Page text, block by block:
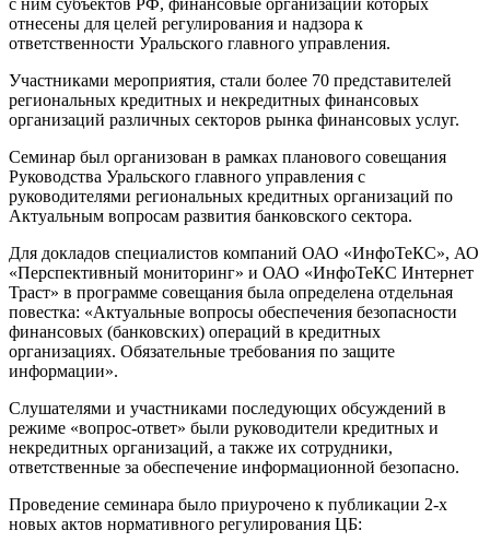
отнесены для целей регулирования и надзора к
ответственности Уральского главного управления.
Участниками мероприятия, стали более 70 представителей
региональных кредитных и некредитных финансовых
организаций различных секторов рынка финансовых услуг.
Семинар был организован в рамках планового совещания
Руководства Уральского главного управления с
руководителями региональных кредитных организаций по
Актуальным вопросам развития банковского сектора.
Для докладов специалистов компаний ОАО «ИнфоТеКС», АО
«Перспективный мониторинг» и ОАО «ИнфоТеКС Интернет
Траст» в программе совещания была определена отдельная
повестка: «Актуальные вопросы обеспечения безопасности
финансовых (банковских) операций в кредитных
организациях. Обязательные требования по защите
информации».
Слушателями и участниками последующих обсуждений в
режиме «вопрос-ответ» были руководители кредитных и
некредитных организаций, а также их сотрудники,
ответственные за обеспечение информационной безопасно.
Проведение семинара было приурочено к публикации 2-х
новых актов нормативного регулирования ЦБ: